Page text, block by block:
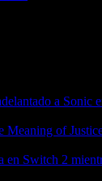
a Sonic
Meaning of
en Switch 2